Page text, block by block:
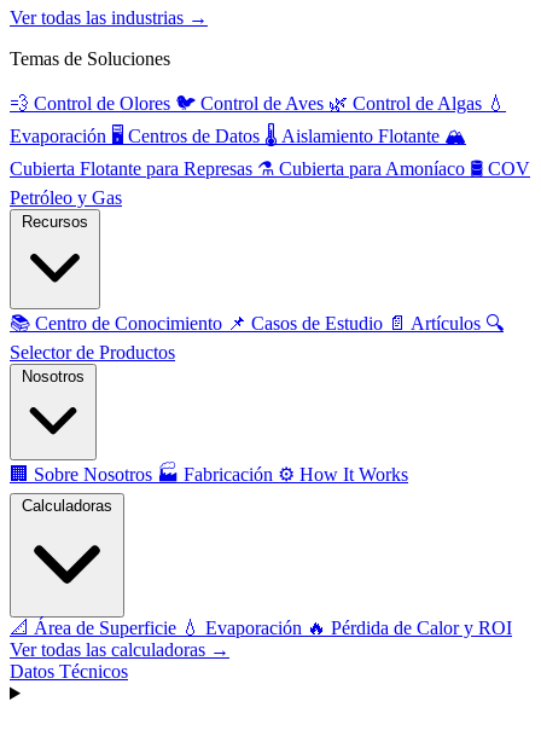
Ver todas las industrias →
Temas de Soluciones
💨 Control de Olores 🐦 Control de Aves 🌿 Control de Algas 💧
Evaporación 🖥️ Centros de Datos 🌡️ Aislamiento Flotante 🏔️
Cubierta Flotante para Represas ⚗️ Cubierta para Amoníaco 🛢️ COV
Petróleo y Gas
📚 Centro de Conocimiento 📌 Casos de Estudio 📄 Artículos 🔍
Selector de Productos
🏢 Sobre Nosotros 🏭 Fabricación ⚙️ How It Works
📐 Área de Superficie 💧 Evaporación 🔥 Pérdida de Calor y ROI
Ver todas las calculadoras →
Datos Técnicos